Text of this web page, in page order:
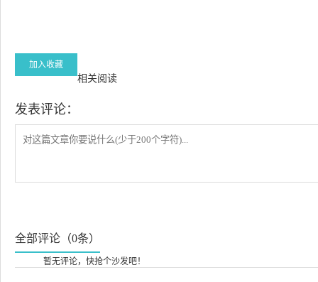
加入收藏
相关阅读
发表评论：
全部评论（0条）
暂无评论，快抢个沙发吧！